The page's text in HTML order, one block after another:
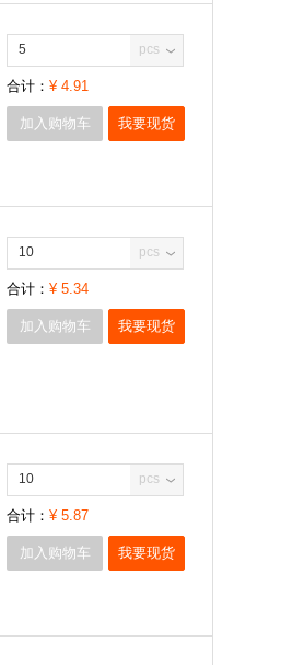
13W
20W
25W
50W
150W
pcs
合计： ¥ 4.91
加入购物车 我要现货
pcs
合计： ¥ 5.34
加入购物车 我要现货
pcs
合计： ¥ 5.87
加入购物车 我要现货